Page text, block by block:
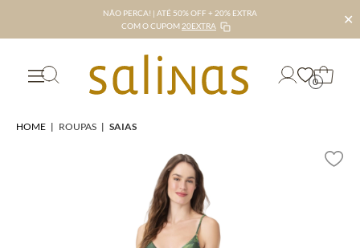
NÃO PERCA! | ATÉ 50% OFF + 20% EXTRA
COM O CUPOM 20EXTRA ✕
0
HOME | ROUPAS | SAIAS